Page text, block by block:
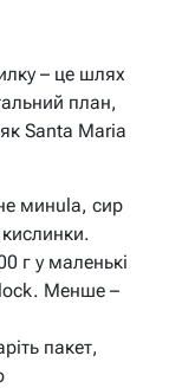
– це шлях
план,
Santa Maria
минula, сир
г у маленькі
Менше –
пакет,